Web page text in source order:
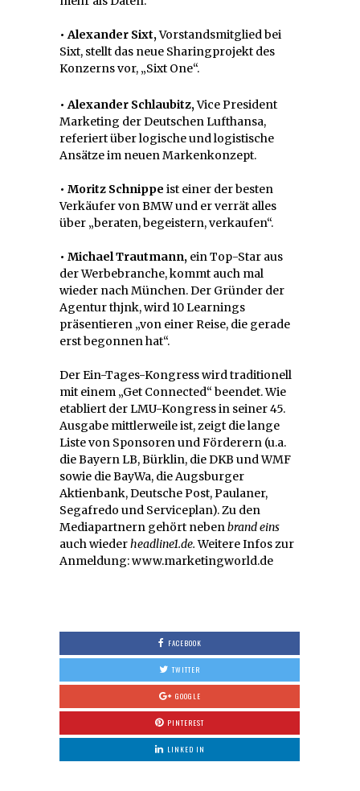
• Alexander Sixt,Vorstandsmitglied bei
Sixt, stellt das neue Sharingprojekt des
Konzerns vor, „Sixt One“.
• Alexander Schlaubitz,Vice President
Marketing der Deutschen Lufthansa,
referiert über logische und logistische
Ansätze im neuen Markenkonzept.
• Moritz Schnippe ist einer der besten
Verkäufer von BMW und er verrät alles
über „beraten, begeistern, verkaufen“.
• Michael Trautmann, ein Top-Star aus
der Werbebranche, kommt auch mal
wieder nach München. Der Gründer der
Agentur thjnk, wird 10 Learnings
präsentieren „von einer Reise, die gerade
erst begonnen hat“.
Der Ein-Tages-Kongress wird traditionell
mit einem „Get Connected“ beendet. Wie
etabliert der LMU-Kongress in seiner 45.
Ausgabe mittlerweile ist, zeigt die lange
Liste von Sponsoren und Förderern (u.a.
die Bayern LB, Bürklin, die DKB und WMF
sowie die BayWa, die Augsburger
Aktienbank, Deutsche Post, Paulaner,
Segafredo und Serviceplan). Zu den
Mediapartnern gehört neben brand eins
auch wiederheadline1.de.Weitere Infos zur
Anmeldung: www.marketingworld.de
FACEBOOK
TWITTER
GOOGLE
PINTEREST
LINKED IN